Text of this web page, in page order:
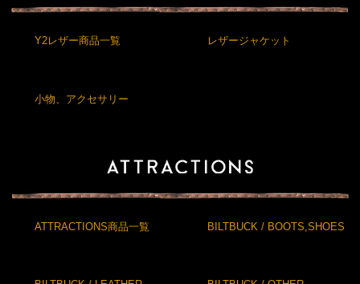
Y2レザー商品一覧 レザージャケット
小物、アクセサリー
ATTRACTIONS商品一覧 BILTBUCK / BOOTS,SHOES